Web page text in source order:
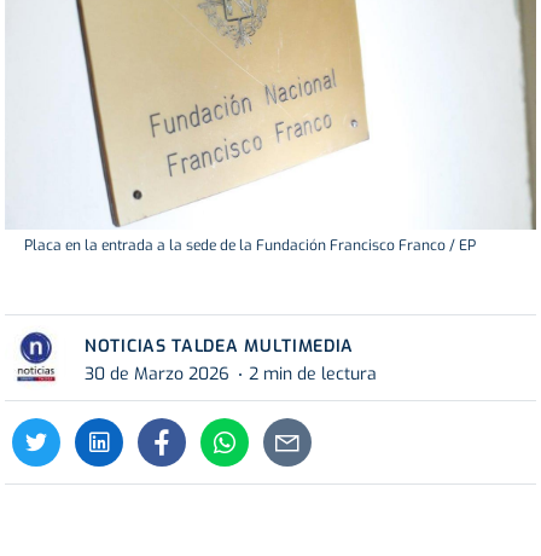
Placa en la entrada a la sede de la Fundación Francisco Franco / EP
NOTICIAS TALDEA MULTIMEDIA
30 de Marzo 2026
2 min de lectura